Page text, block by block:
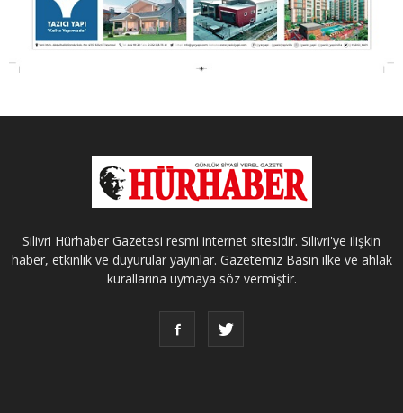
Silivri Hürhaber Gazetesi resmi internet sitesidir. Silivri'ye ilişkin
haber, etkinlik ve duyurular yayınlar. Gazetemiz Basın ilke ve ahlak
kurallarına uymaya söz vermiştir.